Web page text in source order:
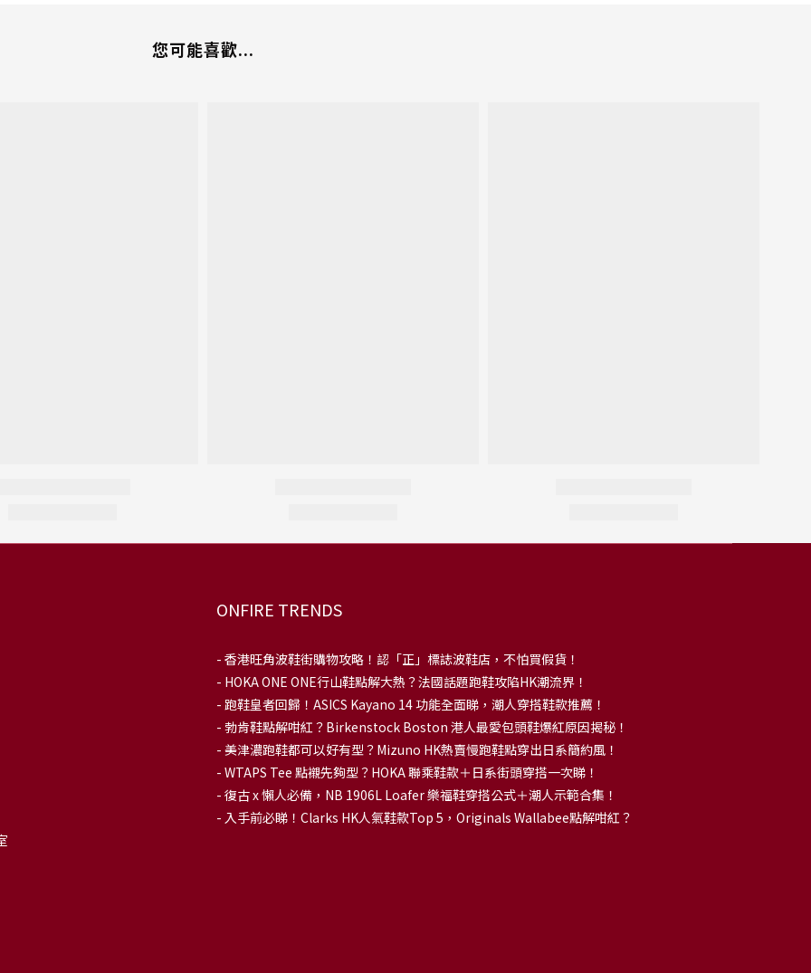
您可能喜歡...
ONFIRE TRENDS
- 香港旺角波鞋街購物攻略！認「正」標誌波鞋店，不怕買假貨！
- HOKA ONE ONE行山鞋點解大熱？法國話題跑鞋攻陷HK潮流界！
- 跑鞋皇者回歸！ASICS Kayano 14 功能全面睇，潮人穿搭鞋款推薦！
- 勃肯鞋點解咁紅？Birkenstock Boston 港人最愛包頭鞋爆紅原因揭秘！
- 美津濃跑鞋都可以好有型？Mizuno HK熱賣慢跑鞋點穿出日系簡約風！
- WTAPS Tee 點襯先夠型？HOKA 聯乘鞋款＋日系街頭穿搭一次睇！
- 復古 x 懶人必備，NB 1906L Loafer 樂福鞋穿搭公式＋潮人示範合集！
- 入手前必睇！Clarks HK人氣鞋款Top 5，Originals Wallabee點解咁紅？